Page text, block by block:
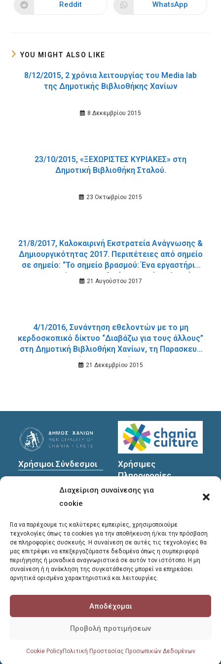
Διαχείριση συναίνεσης για
cookie
Για να παρέχουμε τις καλύτερες εμπειρίες, χρησιμοποιούμε
τεχνολογίες όπως τα cookies για την αποθήκευση ή/και την πρόσβαση
σε πληροφορίες συσκευής. Η συναίνεση σε αυτές τις τεχνολογίες θα
μας επιτρέψει να επεξεργαζόμαστε δεδομένα όπως η συμπεριφορά
περιήγησης ή μοναδικά αναγνωριστικά σε αυτόν τον ιστότοπο. Η μη
συναίνεση ή η ανάκληση της συγκατάθεσης μπορεί να επηρεάσει
αρνητικά ορισμένα χαρακτηριστικά και λειτουργίες.
Αποδέχομαι
Προβολή προτιμήσεων
Cookie PolicyΠολιτική Προστασίας Προσωπικών Δεδομένων
new
window
new
window
Opens
Reddit
Opens
WhatsApp
YOU MIGHT ALSO LIKE
8/12/2015, 2 χρόνια λειτουργίας του Media lab
της Δημοτικής Βιβλιοθήκης Χανίων
8 Δεκεμβρίου 2015
23/10/2015, «ΞΕΧΩΡΙΣΤΕΣ ΚΥΡΙΑΚΕΣ» στη
Δημοτική Βιβλιοθήκη Σταλού.
23 Οκτωβρίου 2015
21/8/2017, Καλοκαιρινή Εκστρατεία Ανάγνωσης &
Δημιουργικότητας 2017. Περιπέτειες από σημείο
σε σημείο: “Το σημείο βρασμού: Ένα εργαστήριο
για τον θυμό” στην Παιδική-Εφηβική Βιβλιοθήκη
της Δημοτικής Ενότητας Σούδας.
21 Αυγούστου 2017
4/1/2016, Συνάντηση εθελοντών με το μη
κερδοσκοπικό δίκτυο “Διαβάζω για τους άλλους”
στη Δημοτική Βιβλιοθήκη Χανίων, τη Παρασκευή
8 Ιανουαρίου 2016 και ώρα 15.00 μ.μ.
21 Δεκεμβρίου 2015
Χρήσιμοι Σύνδεσμοι
Προσωπικών
Χρήσιμες
Πληροφορίες
Διεύθυνση
Χανιά, 731 35
Τηλέφωνα
επικοινωνίας:
28213 41661
28213
E-mail
library@chania.gr
POWERED BYHERCLOGIC